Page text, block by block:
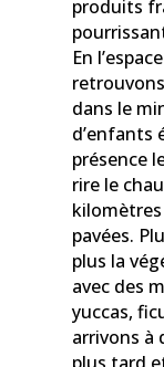
produits
En
dans le
d’enfants
présence
rire le
pavées.
plus la
avec des
yuccas,
arrivons à